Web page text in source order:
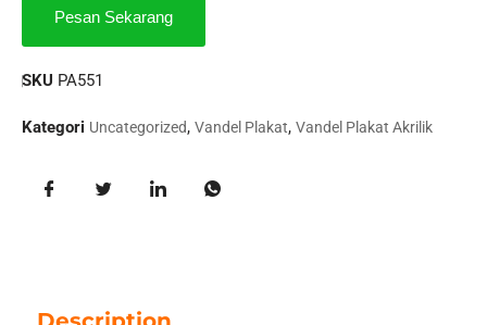
Pesan Sekarang
SKU PA551
Kategori Uncategorized, Vandel Plakat, Vandel Plakat Akrilik